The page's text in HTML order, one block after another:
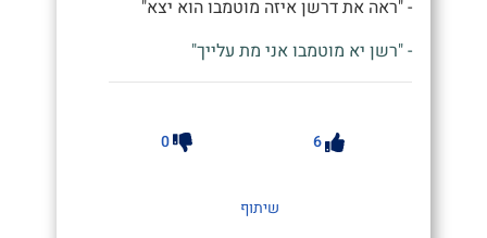
- "ראה את דרשן איזה מוטמבו הוא יצא"
- "רשן יא מוטמבו אני מת עלייך"
6
0
שיתוף